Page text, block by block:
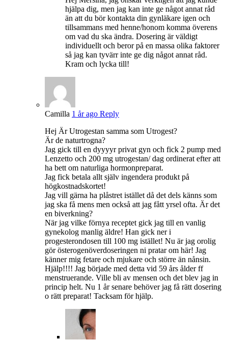
hjälpa dig, men jag kan inte ge något annat råd
än att du bör kontakta din gynläkare igen och
tillsammans med henne/honom komma överens
om vad du ska ändra. Dosering är väldigt
individuellt och beror på en massa olika faktorer
så jag kan tyvärr inte ge dig något annat råd.
Kram och lycka till!
Camilla 1 år ago Reply
Hej Är Utrogestan samma som Utrogest?
Är de naturtrogna?
Jag gick till en dyyyyr privat gyn och fick 2 pump med
Lenzetto och 200 mg utrogestan/ dag ordinerat efter att
ha bett om naturliga hormonpreparat.
Jag fick betala allt själv ingendera produkt på
högkostnadskortet!
Jag vill gärna ha plåstret istället då det dels känns som
jag ska få mens men också att jag fått yrsel ofta. Är det
en biverkning?
När jag vilke förnya receptet gick jag till en vanlig
gynekolog manlig äldre! Han gick ner i
progesterondosen till 100 mg istället! Nu är jag orolig
gör österogenöverdoseringen ni pratar om här! Jag
känner mig fetare och mjukare och större än nånsin.
Hjälp!!!! Jag började med detta vid 59 års ålder ff
menstruerande. Ville bli av mensen och det blev jag in
princip helt. Nu 1 år senare behöver jag få rätt dosering
o rätt preparat! Tacksam för hjälp.